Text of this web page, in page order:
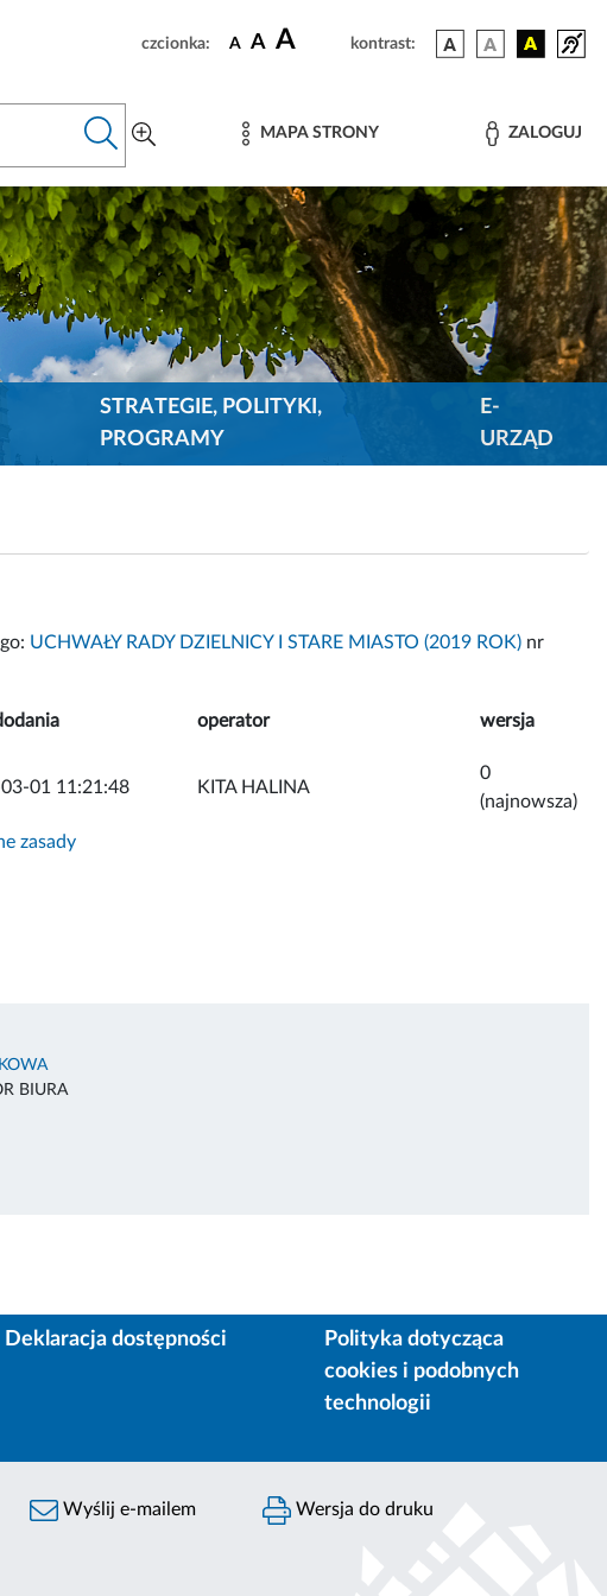
czcionka: A A A kontrast:
MAPA STRONY ZALOGUJ
STRATEGIE, POLITYKI,
PROGRAMY
E-
URZĄD
UCHWAŁY RADY DZIELNICY I STARE MIASTO (2019 ROK) nr
operator wersja
01 11:21:48 KITA HALINA
0
(najnowsza)
zasady
BIURA
Deklaracja dostępności
Polityka dotycząca
cookies i podobnych
technologii
Wyślij e-mailem Wersja do druku